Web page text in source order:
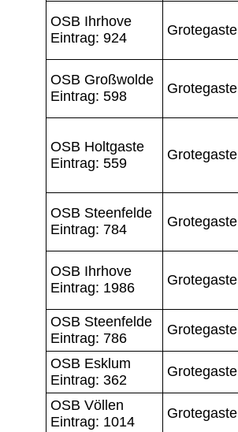
OSB Ihrhove
Eintrag: 924
Grotegaste
OSB Großwolde
Eintrag: 598
Grotegaste
OSB Holtgaste
Eintrag: 559
Grotegaste
OSB Steenfelde
Eintrag: 784
Grotegaste
OSB Ihrhove
Eintrag: 1986
Grotegaste
OSB Steenfelde
Eintrag: 786
Grotegaste
OSB Esklum
Eintrag: 362
Grotegaste
OSB Völlen
Eintrag: 1014
Grotegaste